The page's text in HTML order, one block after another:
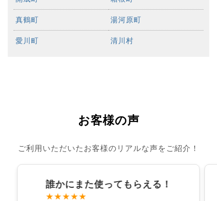
真鶴町 湯河原町
愛川町 清川村
お客様の声
ご利用いただいたお客様のリアルな声をご紹介！
誰かにまた使ってもらえる！
★★★★★